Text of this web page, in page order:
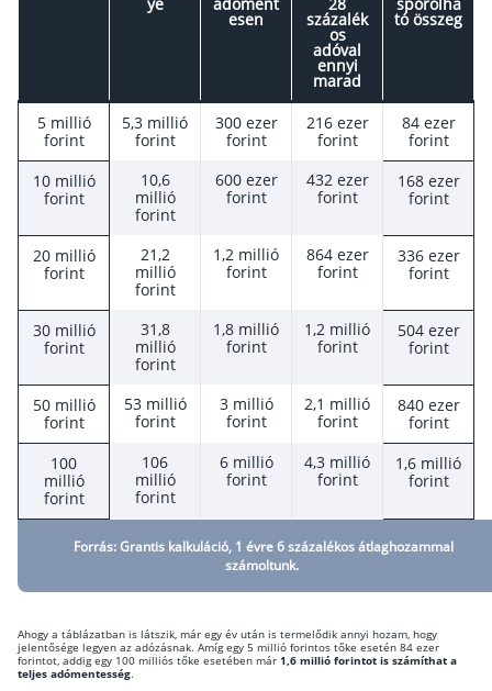
esen százalék
os
adóval
ennyi
marad
tó összeg
5 millió
forint
5,3 millió
forint
300 ezer
forint
216 ezer
forint
84 ezer
forint
10 millió
forint
10,6
millió
forint
600 ezer
forint
432 ezer
forint
168 ezer
forint
20 millió
forint
21,2
millió
forint
1,2 millió
forint
864 ezer
forint
336 ezer
forint
30 millió
forint
31,8
millió
forint
1,8 millió
forint
1,2 millió
forint
504 ezer
forint
50 millió
forint
53 millió
forint
3 millió
forint
2,1 millió
forint
840 ezer
forint
100
millió
forint
106
millió
forint
6 millió
forint
4,3 millió
forint
1,6 millió
forint
Forrás: Grantis kalkuláció, 1 évre 6 százalékos átlaghozammal
számoltunk.
Ahogy a táblázatban is látszik, már egy év után is termelődik annyi hozam, hogy
jelentősége legyen az adózásnak. Amíg egy 5 millió forintos tőke esetén 84 ezer
forintot, addig egy 100 milliós tőke esetében már 1,6 millió forintot is számíthat a
teljes adómentesség.